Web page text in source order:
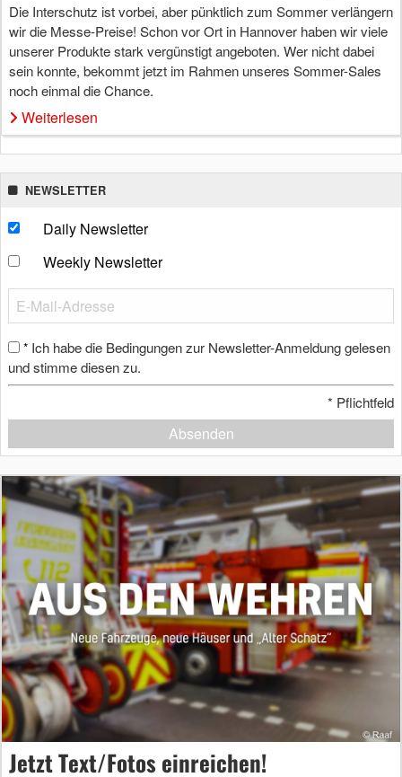
Die Interschutz ist vorbei, aber pünktlich zum Sommer verlängern
wir die Messe-Preise! Schon vor Ort in Hannover haben wir viele
unserer Produkte stark vergünstigt angeboten. Wer nicht dabei
sein konnte, bekommt jetzt im Rahmen unseres Sommer-Sales
noch einmal die Chance.
Weiterlesen
NEWSLETTER
Daily Newsletter
Weekly Newsletter
* Ich habe die Bedingungen zur Newsletter-Anmeldung gelesen
und stimme diesen zu.
* Pflichtfeld
Absenden
Jetzt Text/Fotos einreichen!